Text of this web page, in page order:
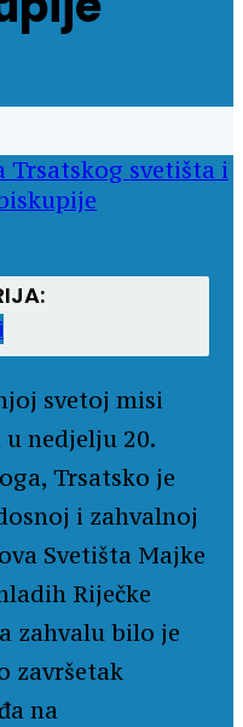
svetoj misi
nedjelju 20.
Trsatsko je
i zahvalnoj
Svetišta Majke
Riječke
zahvalu bilo je
završetak
na